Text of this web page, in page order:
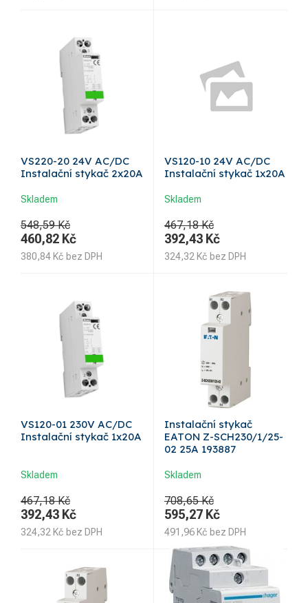
VS220-20 24V AC/DC
Instalační stykač 2x20A
Skladem
548,59 Kč
460,82 Kč
380,84 Kč bez DPH
VS120-10 24V AC/DC
Instalační stykač 1x20A
Skladem
467,18 Kč
392,43 Kč
324,32 Kč bez DPH
VS120-01 230V AC/DC
Instalační stykač 1x20A
Skladem
467,18 Kč
392,43 Kč
324,32 Kč bez DPH
Instalační stykač
EATON Z-SCH230/1/25-
02 25A 193887
Skladem
708,65 Kč
595,27 Kč
491,96 Kč bez DPH